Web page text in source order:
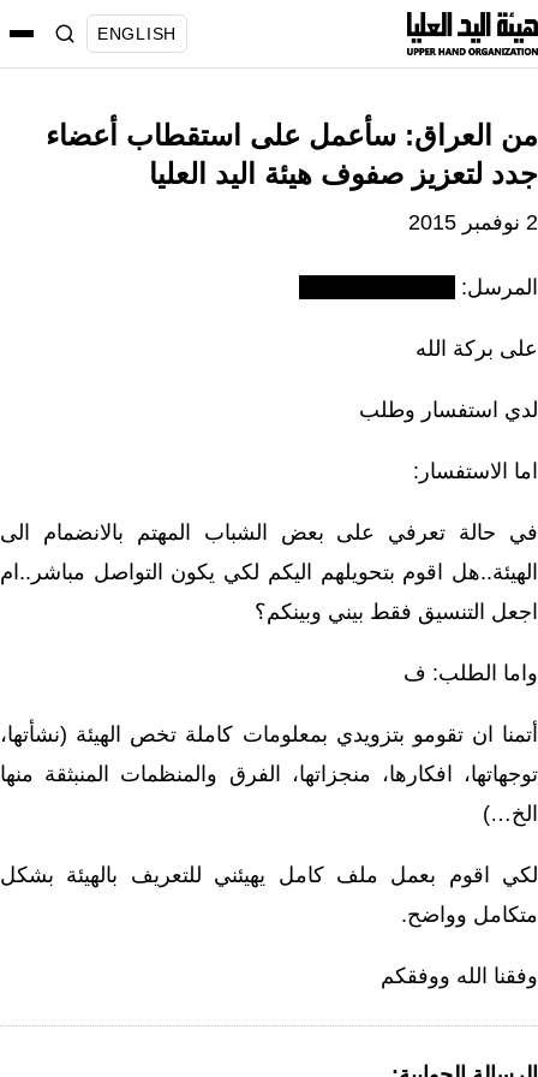
انتقل
إلى
ENGLISH
من العراق: سأعمل على استقطاب أعضاء
جدد لتعزيز صفوف هيئة اليد العليا
2 نوفمبر 2015
المرسل:
على بركة الله
لدي استفسار وطلب
اما الاستفسار:
في حالة تعرفي على بعض الشباب المهتم بالانضمام الى
الهيئة..هل اقوم بتحويلهم اليكم لكي يكون التواصل مباشر..ام
اجعل التنسيق فقط بيني وبينكم؟
واما الطلب: ف
أتمنا ان تقومو بتزويدي بمعلومات كاملة تخص الهيئة (نشأتها،
توجهاتها، افكارها، منجزاتها، الفرق والمنظمات المنبثقة منها
الخ…)
لكي اقوم بعمل ملف كامل يهيئني للتعريف بالهيئة بشكل
متكامل وواضح.
وفقنا الله ووفقكم